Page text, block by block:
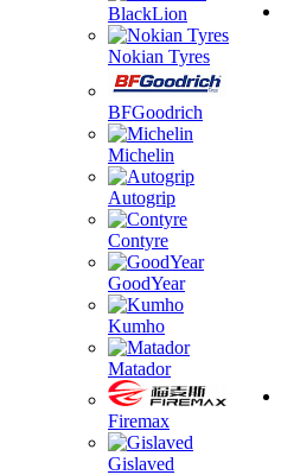
BlackLion
Nokian Tyres
BFGoodrich
Michelin
Autogrip
Contyre
GoodYear
Kumho
Matador
Firemax
Gislaved